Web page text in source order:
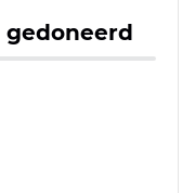
gedoneerd